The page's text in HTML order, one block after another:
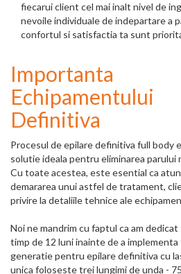
fiecarui client cel mai inalt nivel de
nevoile individuale de indepartare a
confortul si satisfactia ta sunt
Definitiva
Procesul de epilare definitiva full body
solutie ideala pentru eliminarea
Cu toate acestea, este esential ca
demararea unui astfel de tratament,
privire la detaliile tehnice ale
Noi ne mandrim cu faptul ca am
timp de 12 luni inainte de a
generatie pentru epilare definitiva cu
unica foloseste trei lungimi de unda -